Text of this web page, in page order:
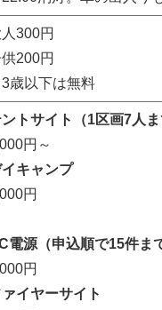
300円
200円
歳以下は無料
トサイト（1区画7人ま
円～
イキャンプ
円
電源（申込順で15件ま
円
イヤーサイト